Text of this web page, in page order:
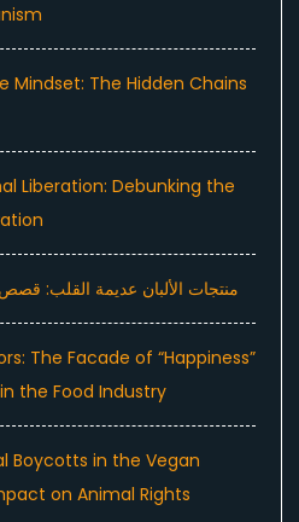
Mindset: The Hidden Chains
Liberation: Debunking the
منتجات الألبان عديمة القلب:
The Facade of “Happiness”
the Food Industry
Boycotts in the Vegan
on Animal Rights